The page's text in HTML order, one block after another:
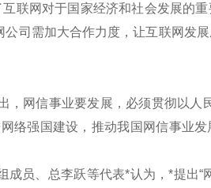
网对于国家经济和社会发展的重
司需加大合作力度，让互联网发
网信事业要发展，必须贯彻以人
络强国建设，推动我国网信事业
、总李跃等代表*认为，*提出“